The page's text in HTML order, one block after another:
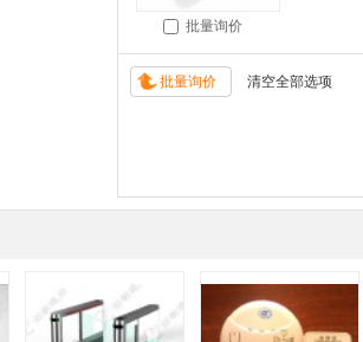
批量询价